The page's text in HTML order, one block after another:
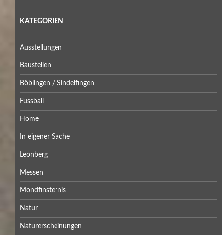
KATEGORIEN
Ausstellungen
Baustellen
Böblingen / Sindelfingen
Fussball
Home
In eigener Sache
Leonberg
Messen
Mondfinsternis
Natur
Naturerscheinungen